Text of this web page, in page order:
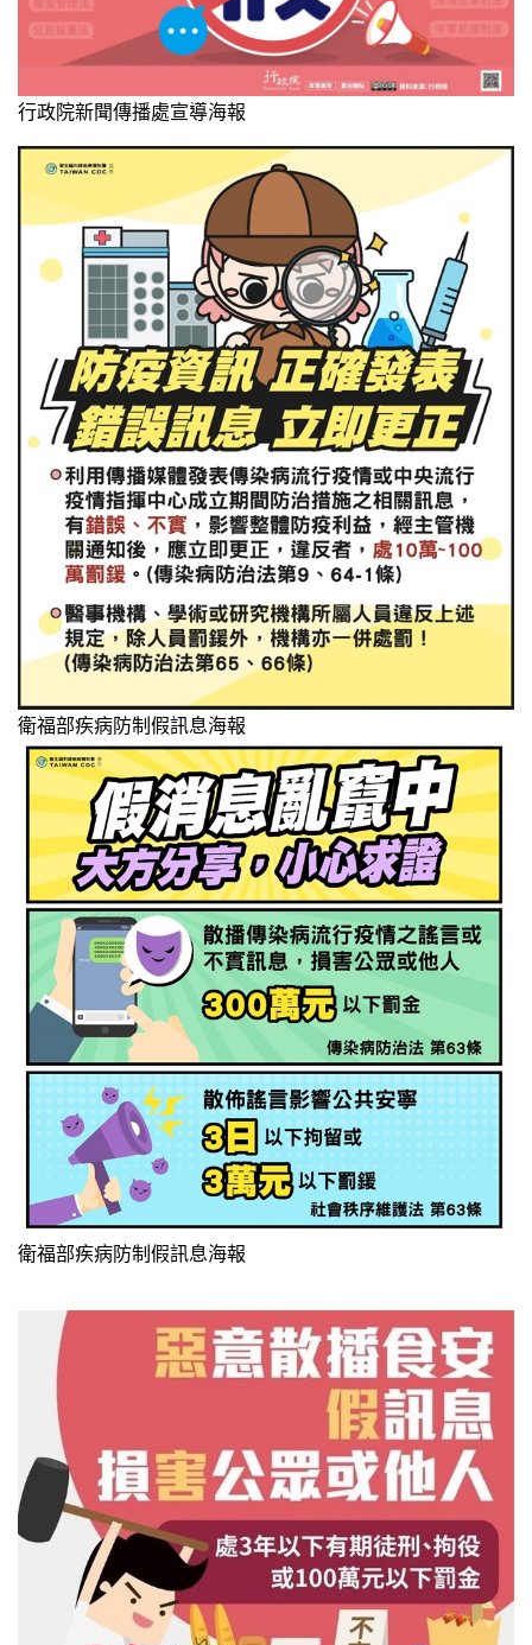
行政院新聞傳播處宣導海報
衛福部疾病防制假訊息海報
衛福部疾病防制假訊息海報